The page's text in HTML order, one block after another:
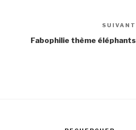
SUIVANT
Fabophilie thème éléphants